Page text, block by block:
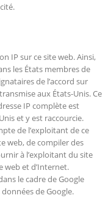
IP sur ce site web. Ainsi,
les États membres de
de l’accord sur
aux États-Unis. Ce
IP complète est
et y est raccourcie.
de l’exploitant de ce
web, de compiler des
à l’exploitant du site
web et d’Internet.
le cadre de Google
de Google.